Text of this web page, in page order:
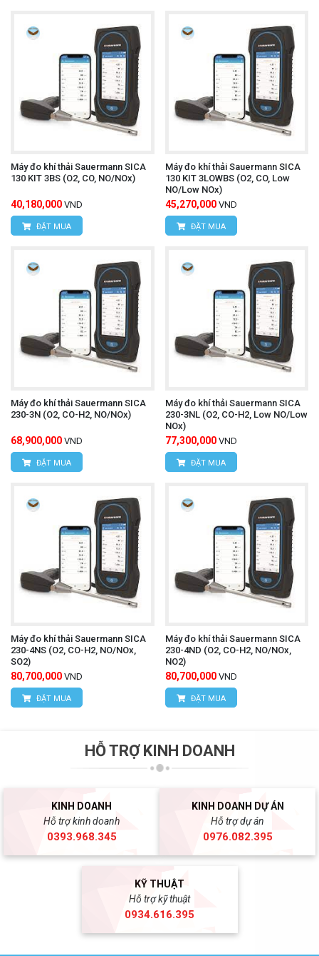
Máy đo khí thải Sauermann SICA
130 KIT 3BS (O2, CO, NO/NOx)
40,180,000 VND
ĐẶT MUA
Máy đo khí thải Sauermann SICA
130 KIT 3LOWBS (O2, CO, Low
NO/Low NOx)
45,270,000 VND
ĐẶT MUA
Máy đo khí thải Sauermann SICA
230-3N (O2, CO-H2, NO/NOx)
68,900,000 VND
ĐẶT MUA
Máy đo khí thải Sauermann SICA
230-3NL (O2, CO-H2, Low NO/Low
NOx)
77,300,000 VND
ĐẶT MUA
Máy đo khí thải Sauermann SICA
230-4NS (O2, CO-H2, NO/NOx,
SO2)
80,700,000 VND
ĐẶT MUA
Máy đo khí thải Sauermann SICA
230-4ND (O2, CO-H2, NO/NOx,
NO2)
80,700,000 VND
ĐẶT MUA
HỖ TRỢ KINH DOANH
KINH DOANH
Hỗ trợ kinh doanh
0393.968.345
KINH DOANH DỰ ÁN
Hỗ trợ dự án
0976.082.395
KỸ THUẬT
Hỗ trợ kỹ thuật
0934.616.395